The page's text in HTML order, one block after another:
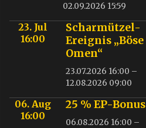
02.09.2026 15:59
23. Jul
16:00
Scharmützel-
Ereignis „Böse
Omen“
23.07.2026 16:00 –
12.08.2026 09:00
06. Aug
16:00
25 % EP-Bonus
06.08.2026 16:00 –